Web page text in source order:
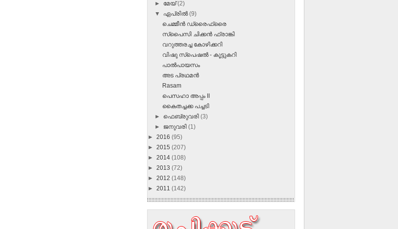
► മേയ്(2)
▼ ഏപ്രിൽ(9)
ചെമ്മീന്‍ ഡ്രൈഫ്രൈ
സ്‌പൈസി ചിക്കന്‍ ഫ്രാങ്കി
വറുത്തരച്ച കോഴിക്കറി
വിഷു സ്‌പെഷല്‍ - കൂട്ടുകറി
പാല്‍പായസം
അട പ്രഥമന്‍
Rasam
പെസഹാ അപ്പം II
കൈതച്ചക്ക പച്ചടി
► ഫെബ്രുവരി(3)
► ജനുവരി(1)
► 2016 (95)
► 2015 (207)
► 2014 (108)
► 2013 (72)
► 2012 (148)
► 2011 (142)